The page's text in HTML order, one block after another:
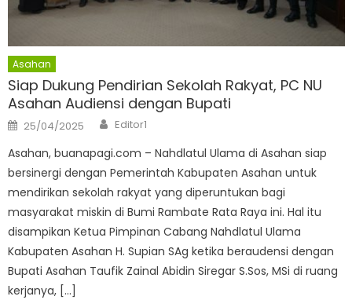
Asahan
Siap Dukung Pendirian Sekolah Rakyat, PC NU
Asahan Audiensi dengan Bupati
Posted
on
25/04/2025 Author
Editor1
Asahan, buanapagi.com – Nahdlatul Ulama di Asahan siap
bersinergi dengan Pemerintah Kabupaten Asahan untuk
mendirikan sekolah rakyat yang diperuntukan bagi
masyarakat miskin di Bumi Rambate Rata Raya ini. Hal itu
disampikan Ketua Pimpinan Cabang Nahdlatul Ulama
Kabupaten Asahan H. Supian SAg ketika beraudensi dengan
Bupati Asahan Taufik Zainal Abidin Siregar S.Sos, MSi di ruang
kerjanya, […]